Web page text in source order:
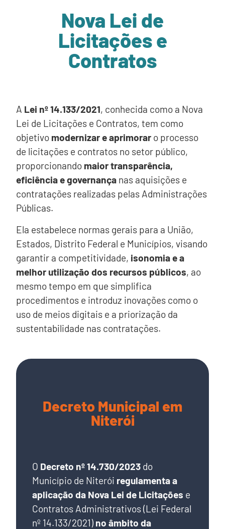
Nova Lei de
Licitações e
Contratos
A Lei nº 14.133/2021, conhecida como a Nova
Lei de Licitações e Contratos, tem como
objetivo modernizar e aprimorar o processo
de licitações e contratos no setor público,
proporcionando maiortransparência,
eficiência e governança nas aquisições e
contratações realizadas pelas Administrações
Públicas.
Ela estabelece normas gerais para a União,
Estados, Distrito Federal e Municípios, visando
garantir a competitividade, isonomia e a
melhor utilização dos recursos públicos, ao
mesmo tempo em que simplifica
procedimentos e introduz inovações como o
uso de meios digitais e a priorização da
sustentabilidade nas contratações.
Decreto Municipal em
Niterói
O Decreto nº 14.730/2023 do
Município de Niterói regulamenta a
aplicação da Nova Lei de Licitações e
Contratos Administrativos (Lei Federal
nº 14.133/2021) no âmbito da